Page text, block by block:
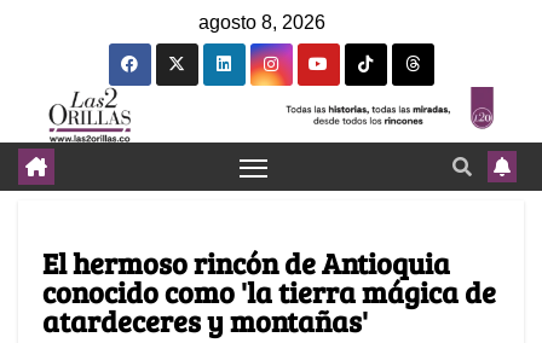
agosto 8, 2026
El hermoso rincón de Antioquia
conocido como 'la tierra mágica de
atardeceres y montañas'